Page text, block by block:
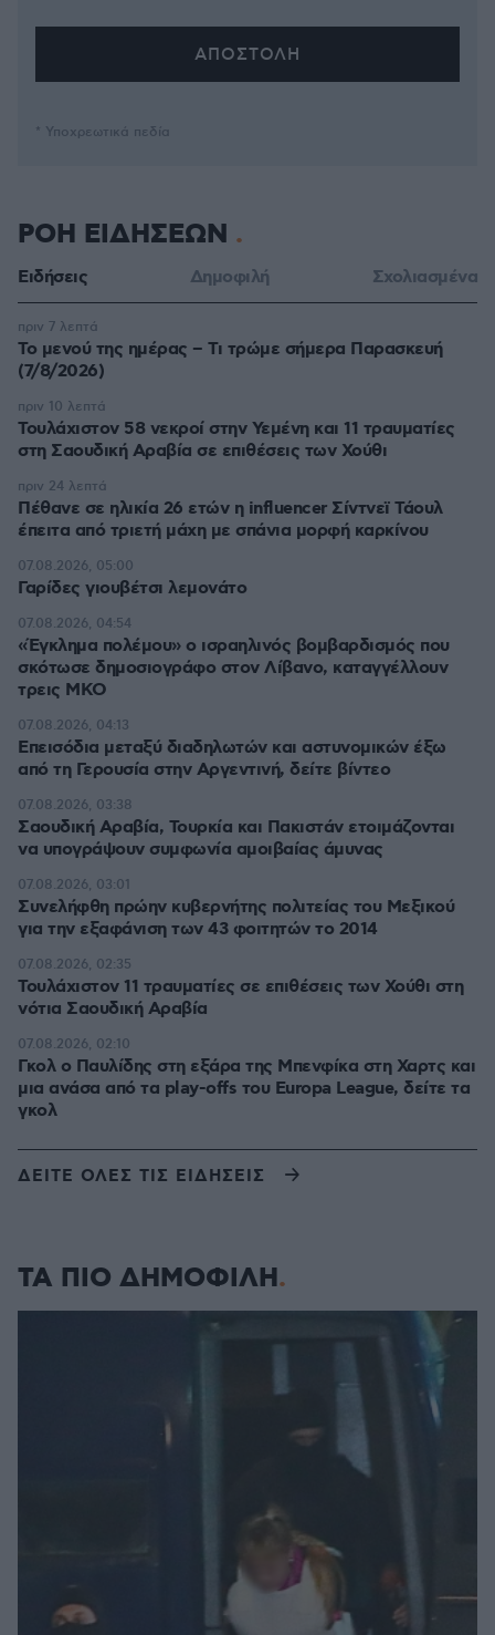
* Υποχρεωτικά πεδία
ΡΟΗ ΕΙΔΗΣΕΩΝ
Ειδήσεις Δημοφιλή Σχολιασμένα
Το μενού της ημέρας – Τι τρώμε σήμερα Παρασκευή
(7/8/2026)
πριν 7 λεπτά
Τουλάχιστον 58 νεκροί στην Υεμένη και 11 τραυματίες
στη Σαουδική Αραβία σε επιθέσεις των Χούθι
πριν 10 λεπτά
Πέθανε σε ηλικία 26 ετών η influencer Σίντνεϊ Τάουλ
έπειτα από τριετή μάχη με σπάνια μορφή καρκίνου
πριν 24 λεπτά
Γαρίδες γιουβέτσι λεμονάτο
07.08.2026, 05:00
«Έγκλημα πολέμου» ο ισραηλινός βομβαρδισμός που
σκότωσε δημοσιογράφο στον Λίβανο, καταγγέλλουν
τρεις ΜΚΟ
07.08.2026, 04:54
Επεισόδια μεταξύ διαδηλωτών και αστυνομικών έξω
από τη Γερουσία στην Αργεντινή, δείτε βίντεο
07.08.2026, 04:13
Σαουδική Αραβία, Τουρκία και Πακιστάν ετοιμάζονται
να υπογράψουν συμφωνία αμοιβαίας άμυνας
07.08.2026, 03:38
Συνελήφθη πρώην κυβερνήτης πολιτείας του Μεξικού
για την εξαφάνιση των 43 φοιτητών το 2014
07.08.2026, 03:01
Τουλάχιστον 11 τραυματίες σε επιθέσεις των Χούθι στη
νότια Σαουδική Αραβία
07.08.2026, 02:35
Γκολ ο Παυλίδης στη εξάρα της Μπενφίκα στη Χαρτς και
μια ανάσα από τα play-offs του Europa League, δείτε τα
γκολ
07.08.2026, 02:10
ΔΕΙΤΕ ΟΛΕΣ ΤΙΣ ΕΙΔΗΣΕΙΣ
ΤΑ ΠΙΟ ΔΗΜΟΦΙΛΗ